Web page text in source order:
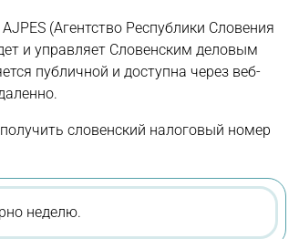
(Агентство Республики Словения
и управляет Словенским деловым
публичной и доступна через веб-
словенский налоговый номер
неделю.